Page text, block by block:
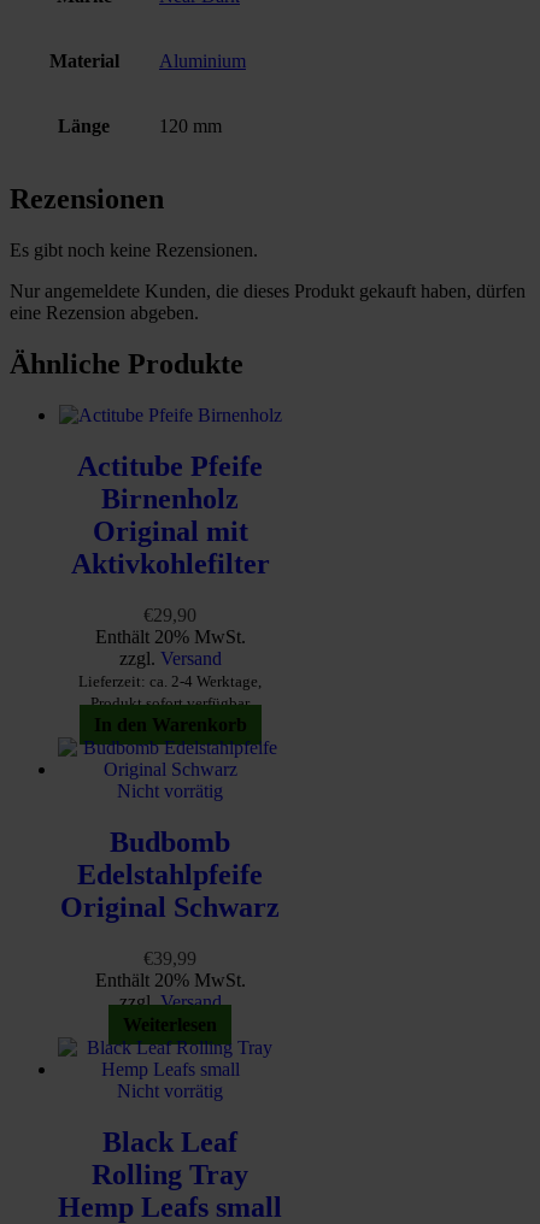
Material Aluminium
Länge 120 mm
Rezensionen
Es gibt noch keine Rezensionen.
Nur angemeldete Kunden, die dieses Produkt gekauft haben, dürfen
eine Rezension abgeben.
Ähnliche Produkte
Actitube Pfeife
Birnenholz
Original mit
Aktivkohlefilter
€29,90
Enthält 20% MwSt.
zzgl. Versand
Lieferzeit: ca. 2-4 Werktage,
Produkt sofort verfügbar
In den Warenkorb
Nicht vorrätig
Budbomb
Edelstahlpfeife
Original Schwarz
€39,99
Enthält 20% MwSt.
zzgl.Versand
Weiterlesen
Nicht vorrätig
Black Leaf
Rolling Tray
Hemp Leafs small